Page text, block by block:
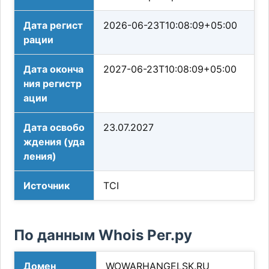
Дата регист
рации
2026-06-23T10:08:09+05:00
Дата оконча
ния регистр
ации
2027-06-23T10:08:09+05:00
Дата освобо
ждения (уда
ления)
23.07.2027
Источник TCI
По данным Whois Рег.ру
Домен WOWARHANGELSK.RU